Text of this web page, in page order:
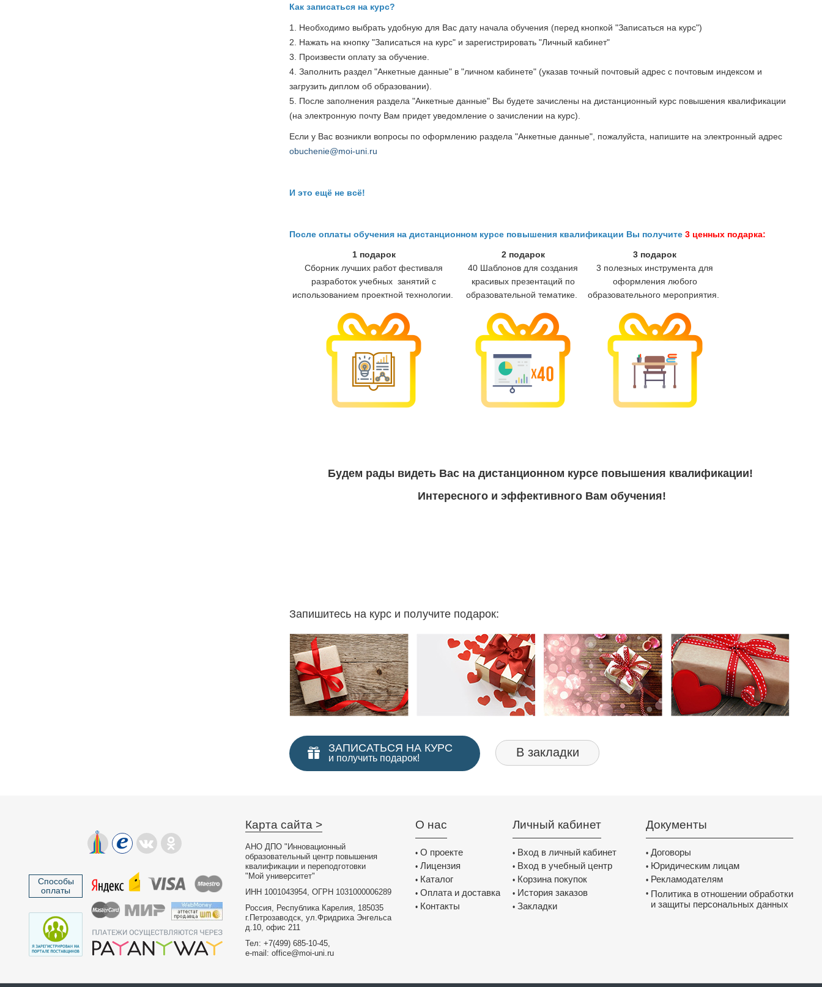
Как записаться на курс?
1. Необходимо выбрать удобную для Вас дату начала обучения (перед кнопкой "Записаться на курс")
2. Нажать на кнопку "Записаться на курс" и зарегистрировать "Личный кабинет"
3. Произвести оплату за обучение.
4. Заполнить раздел "Анкетные данные" в "личном кабинете" (указав точный почтовый адрес с почтовым индексом и
загрузить диплом об образовании).
5. После заполнения раздела "Анкетные данные" Вы будете зачислены на дистанционный курс повышения квалификации
(на электронную почту Вам придет уведомление о зачислении на курс).
Если у Вас возникли вопросы по оформлению раздела "Анкетные данные", пожалуйста, напишите на электронный адрес
obuchenie@moi-uni.ru
И это ещё не всё!
После оплаты обучения на дистанционном курсе повышения квалификации Вы получите 3 ценных подарка:
1 подарок 2 подарок
3 подарок
Сборник лучших работ фестиваля
разработок учебных занятий с
использованием проектной технологии.
40 Шаблонов для создания
красивых презентаций по
образовательной тематике.
3 полезных инструмента для
оформления любого
образовательного мероприятия.
Будем рады видеть Вас на дистанционном курсе повышения квалификации!
Интересного и эффективного Вам обучения!
Запишитесь на курс и получите подарок:
ЗАПИСАТЬСЯ НА КУРС
и получить подарок! В закладки
Способы
оплаты
Карта сайта >
АНО ДПО "Инновационный
образовательный центр повышения
квалификации и переподготовки
"Мой университет"
ИНН 1001043954, ОГРН 1031000006289
Россия, Республика Карелия, 185035
г.Петрозаводск, ул.Фридриха Энгельса
д.10, офис 211
Тел: +7(499) 685-10-45,
e-mail: office@moi-uni.ru
О нас
• О проекте
• Лицензия
• Каталог
• Оплата и доставка
• Контакты
Личный кабинет
• Вход в личный кабинет
• Вход в учебный центр
• Корзина покупок
• История заказов
• Закладки
Документы
• Договоры
• Юридическим лицам
• Рекламодателям
• Политика в отношении обработки
и защиты персональных данных